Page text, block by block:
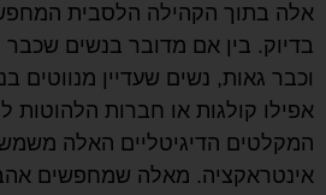
אלה בתוך הקהילה הלסבית
בדיוק. בין אם מדובר בנשים שכבר
וכבר גאות, נשים שעדיין מנווטים
אפילו קולגות או חברות הלהוטות
המקלטים הדיגיטליים האלה
אינטראקציה. מאלה שמחפשים